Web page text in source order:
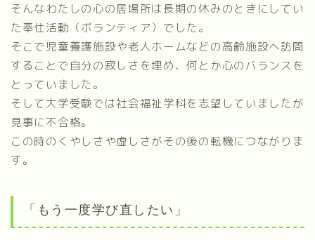
そんなわたしの心の居場所は長期の休みのときにしてい
た奉仕活動（ボランティア）でした。
そこで児童養護施設や老人ホームなどの高齢施設へ訪問
することで自分の寂しさを埋め、何とか心のバランスを
とっていました。
そして大学受験では社会福祉学科を志望していましたが
見事に不合格。
この時のくやしさや虚しさがその後の転機につながりま
す。
「もう一度学び直したい」